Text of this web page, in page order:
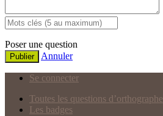
Poser une question
Publier Annuler
Se connecter
Toutes les questions d’orthographe
Les badges